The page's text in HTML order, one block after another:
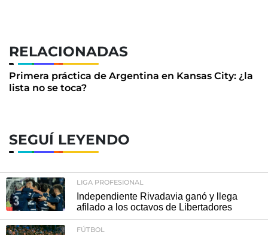
RELACIONADAS
Primera práctica de Argentina en Kansas City: ¿la
lista no se toca?
SEGUÍ LEYENDO
LIGA PROFESIONAL
Independiente Rivadavia ganó y llega
afilado a los octavos de Libertadores
FÚTBOL